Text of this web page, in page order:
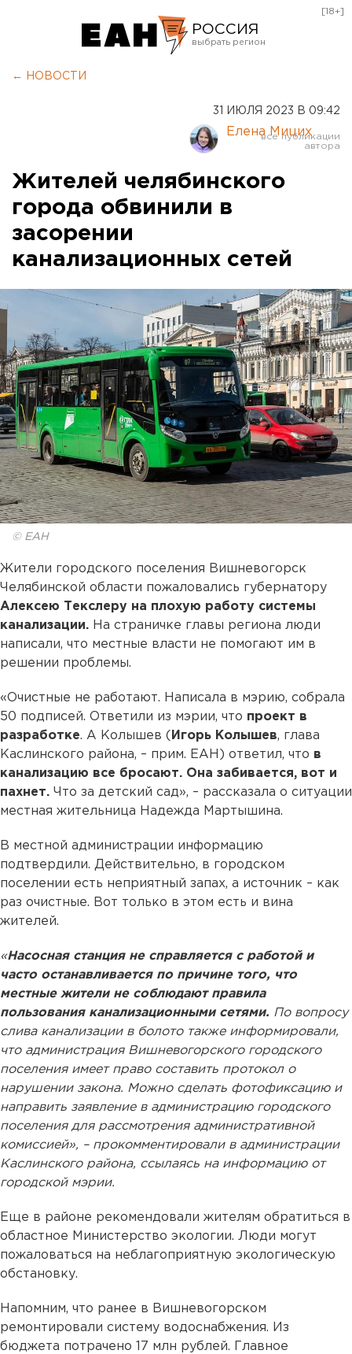
РОССИЯ
Курган
Оренбург
[18+]
← НОВОСТИ
31 ИЮЛЯ 2023 В 09:42
Елена Мицих
Жителей челябинского
города обвинили в
засорении
канализационных сетей
© ЕАН
Жители городского поселения Вишневогорск
Челябинской области пожаловались губернатору
Алексею Текслеру на плохую работу системы
канализации. На страничке главы региона люди
написали, что местные власти не помогают им в
решении проблемы.
«Очистные не работают. Написала в мэрию, собрала
50 подписей. Ответили из мэрии, что проект в
разработке. А Колышев ( Игорь Колышев, глава
Каслинского района, – прим. ЕАН) ответил, что в
канализацию все бросают. Она забивается, вот и
пахнет. Что за детский сад», – рассказала о ситуации
местная жительница Надежда Мартышина.
В местной администрации информацию
подтвердили. Действительно, в городском
поселении есть неприятный запах, а источник – как
раз очистные. Вот только в этом есть и вина
жителей.
«Насосная станция не справляется с работой и
часто останавливается по причине того, что
местные жители не соблюдают правила
пользования канализационными сетями. По вопросу
слива канализации в болото также информировали,
что администрация Вишневогорского городского
поселения имеет право составить протокол о
нарушении закона. Можно сделать фотофиксацию и
направить заявление в администрацию городского
поселения для рассмотрения административной
комиссией», – прокомментировали в администрации
Каслинского района, ссылаясь на информацию от
городской мэрии.
Еще в районе рекомендовали жителям обратиться в
областное Министерство экологии. Люди могут
пожаловаться на неблагоприятную экологическую
обстановку.
Напомним, что ранее в Вишневогорском
ремонтировали систему водоснабжения. Из
бюджета потрачено 17 млн рублей. Главное